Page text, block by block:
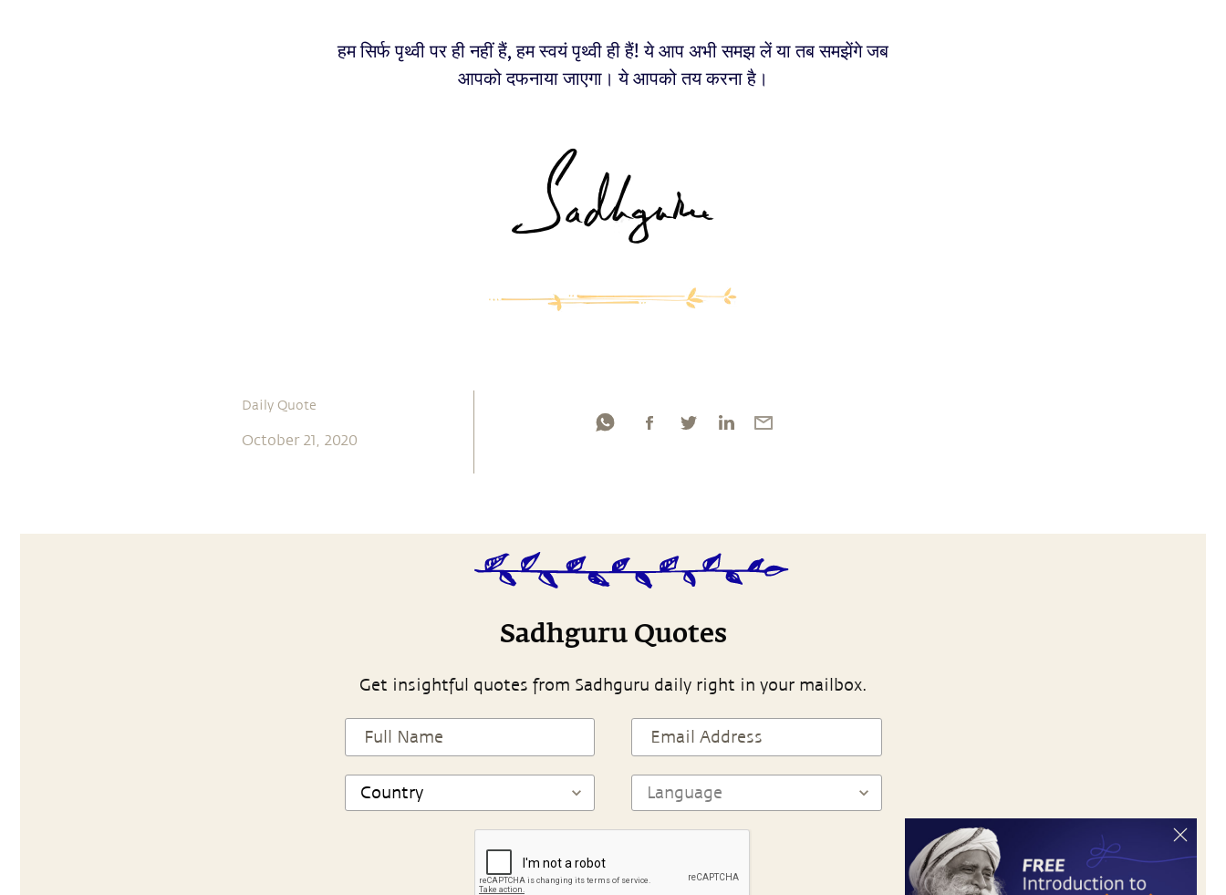
हम सिर्फ पृथ्वी पर ही नहीं हैं, हम स्वयं पृथ्वी ही हैं! ये आप अभी समझ लें या तब समझेंगे जब
आपको दफनाया जाएगा। ये आपको तय करना है।
Daily Quote
October 21, 2020
Sadhguru Quotes
Get insightful quotes from Sadhguru daily right in your mailbox.